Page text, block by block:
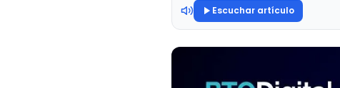
Branding & Diseño de
Identidad visual estratégica.
Escuchar artículo